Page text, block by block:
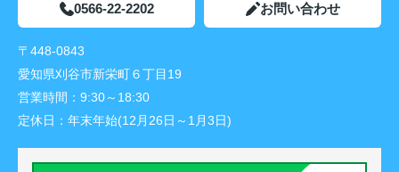
0566-22-2202 お問い合わせ
〒448-0843
愛知県刈谷市新栄町６丁目19
営業時間： 9:30～18:30
定休日： 年末年始(12月26日～1月3日)